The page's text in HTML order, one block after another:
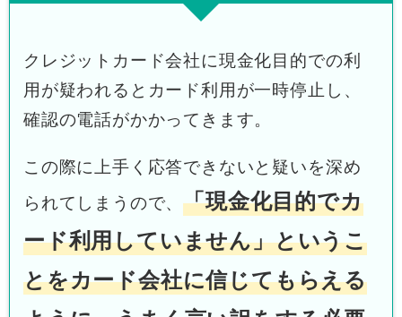
クレジットカード会社に現金化目的での利
用が疑われるとカード利用が一時停止し、
確認の電話がかかってきます。
この際に上手く応答できないと疑いを深め
られてしまうので、「現金化目的でカ
ード利用していません」というこ
とをカード会社に信じてもらえる